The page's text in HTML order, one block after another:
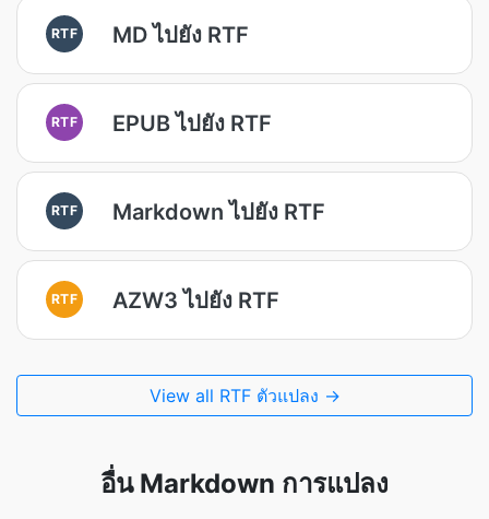
RTF MD ไปยัง RTF
RTF EPUB ไปยัง RTF
RTF Markdown ไปยัง RTF
RTF AZW3 ไปยัง RTF
View all RTF ตัวแปลง →
อื่น Markdown การแปลง